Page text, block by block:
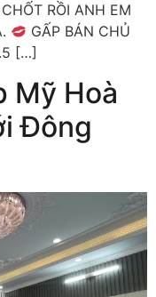
RỒI ANH EM
GẤP BÁN CHỦ
[…]
Mỹ Hoà
Đông